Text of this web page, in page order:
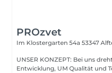
PROzvet
Im Klostergarten 54a 53347
UNSER KONZEPT: Bei uns
Entwicklung, UM Qualität und